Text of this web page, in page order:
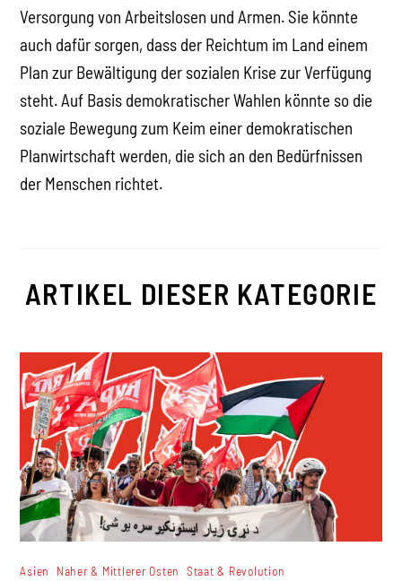
Versorgung von Arbeitslosen und Armen. Sie könnte
auch dafür sorgen, dass der Reichtum im Land einem
Plan zur Bewältigung der sozialen Krise zur Verfügung
steht. Auf Basis demokratischer Wahlen könnte so die
soziale Bewegung zum Keim einer demokratischen
Planwirtschaft werden, die sich an den Bedürfnissen
der Menschen richtet.
ARTIKEL DIESER KATEGORIE
Asien Naher & Mittlerer Osten Staat & Revolution